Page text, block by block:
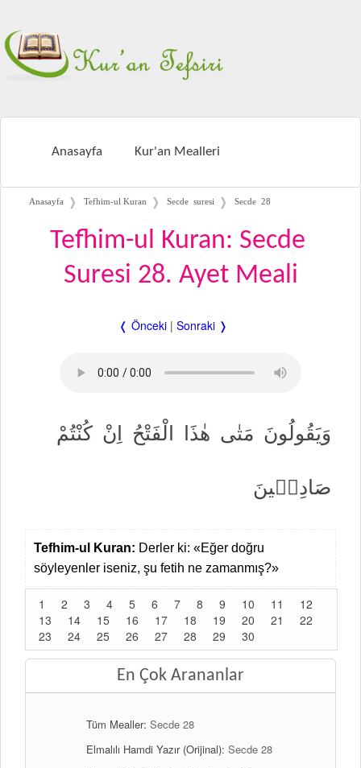
Anasayfa Kur'an Mealleri
Anasayfa ❭ Tefhim-ul Kuran ❭ Secde suresi ❭ Secde 28
Tefhim-ul Kuran: Secde
Suresi 28. Ayet Meali
❬ Önceki | Sonraki ❭
وَيَقُولُونَ مَتٰى هٰذَا الْفَتْحُ اِنْ كُنْتُمْ
صَادِق۪ينَ
Tefhim-ul Kuran: Derler ki: «Eğer doğru
söyleyenler iseniz, şu fetih ne zamanmış?»
1 2 3 4 5 6 7 8 9 10 11
12
13
14 15 16 17 18 19 20 21
22
23
24 25 26 27 28 29 30
En Çok Arananlar
Tüm Mealler: Secde 28
Elmalılı Hamdi Yazır (Orijinal): Secde 28